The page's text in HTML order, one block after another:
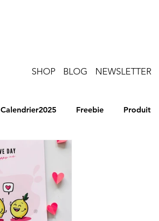
SHOP BLOG NEWSLETTER
Calendrier2025 Freebie Produit